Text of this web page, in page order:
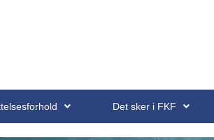
Det sker i FKF